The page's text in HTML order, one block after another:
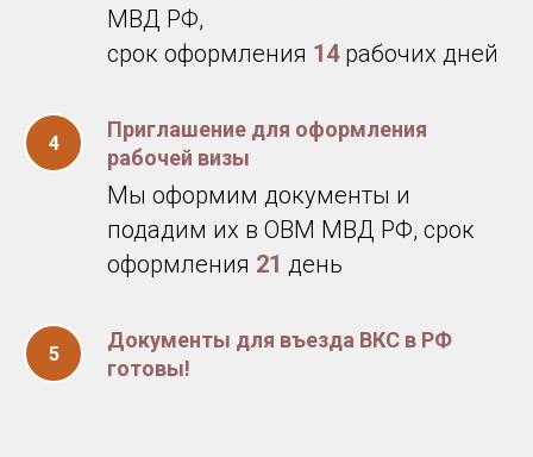
МВД РФ,
срок оформления 14рабочих дней
Приглашение для оформления
рабочей визы
Мы оформим документы и
подадим их в ОВМ МВД РФ, срок
оформления 21 день
Документы для въезда ВКС в РФ
готовы!